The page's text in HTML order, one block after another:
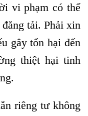
vi phạm có thể
tải. Phải xin
gây tổn hại đến
thiệt hại tinh
riêng tư không